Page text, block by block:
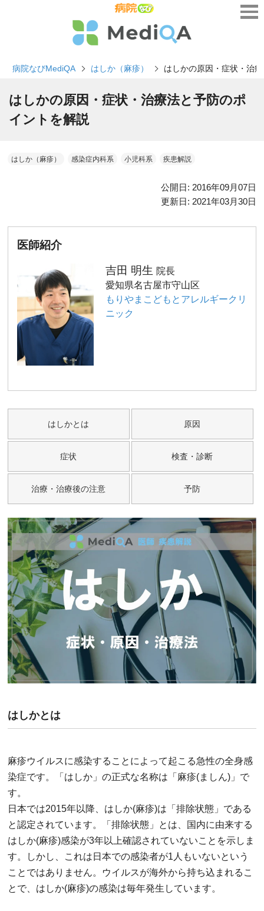
病院なびMediQA はしか（麻疹） はしかの原因・症状・治
はしかの原因・症状・治療法と予防のポ
イントを解説
はしか（麻疹） 感染症内科系 小児科系 疾患解説
公開日: 2016年09月07日
更新日: 2021年03月30日
医師紹介
吉田 明生 院長
愛知県名古屋市守山区
もりやまこどもとアレルギークリ
ニック
はしかとは 原因
症状 検査・診断
治療・治療後の注意 予防
はしかとは
麻疹ウイルスに感染することによって起こる急性の全身感
染症です。「はしか」の正式な名称は「麻疹(ましん)」で
す。
日本では2015年以降、はしか(麻疹)は「排除状態」である
と認定されています。「排除状態」とは、国内に由来する
はしか(麻疹)感染が3年以上確認されていないことを示しま
す。しかし、これは日本での感染者が1人もいないという
ことではありません。ウイルスが海外から持ち込まれるこ
とで、はしか(麻疹)の感染は毎年発生しています。